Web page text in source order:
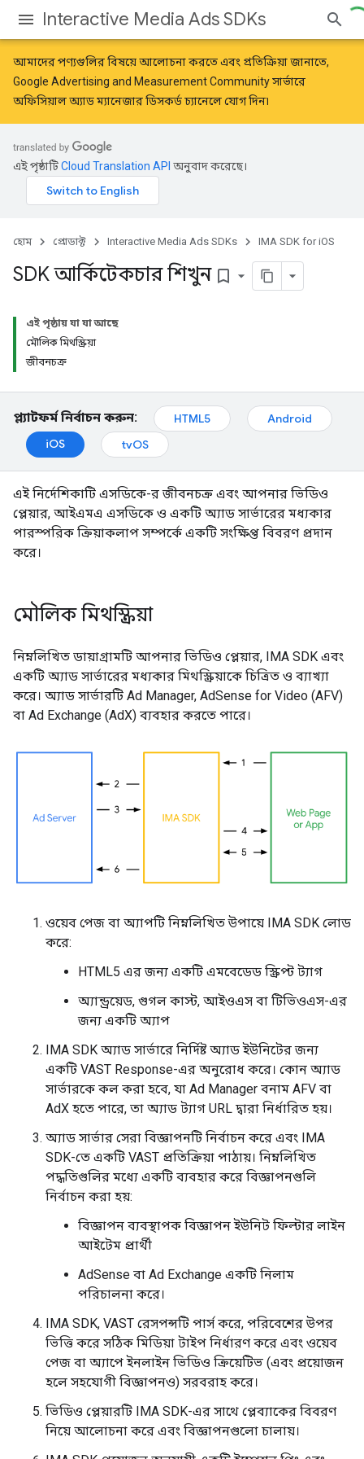
Interactive Media Ads SDKs
আমাদের পণ্যগুলির বিষয়ে আলোচনা করতে এবং প্রতিক্রিয়া জানাতে,
Google Advertising and Measurement Communityসার্ভারে
অফিসিয়াল অ্যাড ম্যানেজার ডিসকর্ড চ্যানেলে যোগ দিন৷
এই পৃষ্ঠাটিCloud Translation API অনুবাদ করেছে।
হোম প্রোডাক্ট Interactive Media Ads SDKs IMA SDK for iOS
SDK আর্কিটেকচার শিখুন bookmark_border
এই পৃষ্ঠায় যা যা আছে
মৌলিক মিথস্ক্রিয়া
জীবনচক্র
প্ল্যাটফর্ম নির্বাচন করুন: HTML5
Android
iOS
tvOS
এই নির্দেশিকাটি এসডিকে-র জীবনচক্র এবং আপনার ভিডিও
প্লেয়ার, আইএমএ এসডিকে ও একটি অ্যাড সার্ভারের মধ্যকার
পারস্পরিক ক্রিয়াকলাপ সম্পর্কে একটি সংক্ষিপ্ত বিবরণ প্রদান
করে।
মৌলিক মিথস্ক্রিয়া
নিম্নলিখিত ডায়াগ্রামটি আপনার ভিডিও প্লেয়ার, IMA SDK এবং
একটি অ্যাড সার্ভারের মধ্যকার মিথস্ক্রিয়াকে চিত্রিত ও ব্যাখ্যা
করে। অ্যাড সার্ভারটি Ad Manager, AdSense for Video (AFV)
বা Ad Exchange (AdX) ব্যবহার করতে পারে।
ওয়েব পেজ বা অ্যাপটি নিম্নলিখিত উপায়ে IMA SDK লোড
করে:
HTML5 এর জন্য একটি এমবেডেড স্ক্রিপ্ট ট্যাগ
অ্যান্ড্রয়েড, গুগল কাস্ট, আইওএস বা টিভিওএস-এর
জন্য একটি অ্যাপ
IMA SDK অ্যাড সার্ভারে নির্দিষ্ট অ্যাড ইউনিটের জন্য
একটি VAST Response-এর অনুরোধ করে। কোন অ্যাড
সার্ভারকে কল করা হবে, যা Ad Manager বনাম AFV বা
AdX হতে পারে, তা অ্যাড ট্যাগ URL দ্বারা নির্ধারিত হয়।
অ্যাড সার্ভার সেরা বিজ্ঞাপনটি নির্বাচন করে এবং IMA
SDK-তে একটি VAST প্রতিক্রিয়া পাঠায়। নিম্নলিখিত
পদ্ধতিগুলির মধ্যে একটি ব্যবহার করে বিজ্ঞাপনগুলি
নির্বাচন করা হয়:
বিজ্ঞাপন ব্যবস্থাপক বিজ্ঞাপন ইউনিট ফিল্টার লাইন
আইটেম প্রার্থী
AdSense বা Ad Exchange একটি নিলাম
পরিচালনা করে।
IMA SDK, VAST রেসপন্সটি পার্স করে, পরিবেশের উপর
ভিত্তি করে সঠিক মিডিয়া টাইপ নির্ধারণ করে এবং ওয়েব
পেজ বা অ্যাপে ইনলাইন ভিডিও ক্রিয়েটিভ (এবং প্রয়োজন
হলে সহযোগী বিজ্ঞাপনও) সরবরাহ করে।
ভিডিও প্লেয়ারটি IMA SDK-এর সাথে প্লেব্যাকের বিবরণ
নিয়ে আলোচনা করে এবং বিজ্ঞাপনগুলো চালায়।